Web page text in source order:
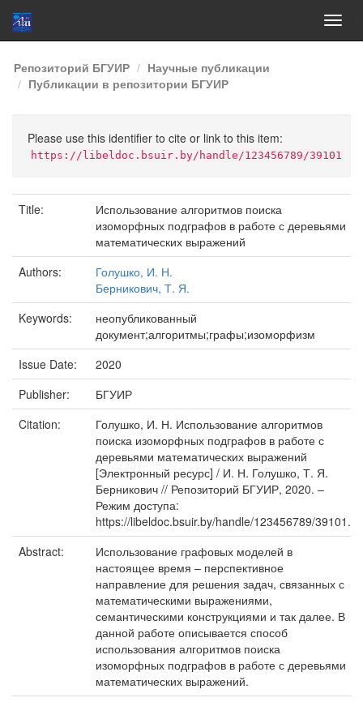
Skip
navigation
Репозиторий БГУИР
Научные публикации
Публикации в репозитории БГУИР
Please use this identifier to cite or link to this item:
https://libeldoc.bsuir.by/handle/123456789/39101
Title:
Использование алгоритмов поиска
изоморфных подграфов в работе с деревьями
математических выражений
Authors:
Голушко, И. Н.
Берникович, Т. Я.
Keywords:
неопубликованный
документ;алгоритмы;графы;изоморфизм
Issue Date:
2020
Publisher:
БГУИР
Citation:
Голушко, И. Н. Использование алгоритмов
поиска изоморфных подграфов в работе с
деревьями математических выражений
[Электронный ресурс] / И. Н. Голушко, Т. Я.
Берникович // Репозиторий БГУИР, 2020. –
Режим доступа:
https://libeldoc.bsuir.by/handle/123456789/39101.
Abstract:
Использование графовых моделей в
настоящее время – перспективное
направление для решения задач, связанных с
математическими выражениями,
семантическими конструкциями и так далее. В
данной работе описывается способ
использования алгоритмов поиска
изоморфных подграфов в работе с деревьями
математических выражений.